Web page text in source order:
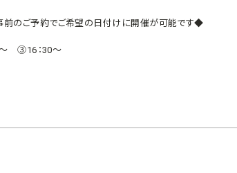
のご予約でご希望の日付けに開催が可能です◆
③16：30～